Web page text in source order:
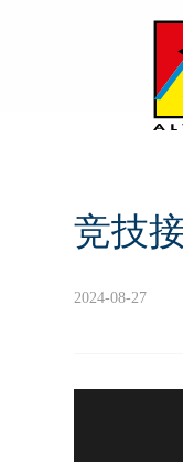
竞技
2024-08-27